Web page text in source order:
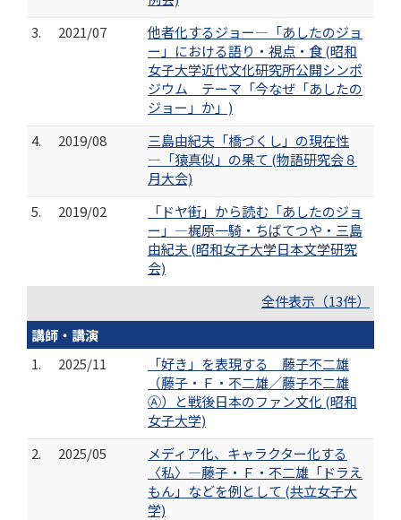
3.
2021/07
他者化するジョー―「あしたのジョ
ー」における語り・視点・食 (昭和
女子大学近代文化研究所公開シンポ
ジウム テーマ「今なぜ「あしたの
ジョー」か」)
4.
2019/08
三島由紀夫「橋づくし」の現在性
―「猿真似」の果て (物語研究会８
月大会)
5.
2019/02
「ドヤ街」から読む「あしたのジョ
ー」―梶原一騎・ちばてつや・三島
由紀夫 (昭和女子大学日本文学研究
会)
全件表示（13件）
講師・講演
1.
2025/11
「好き」を表現する 藤子不二雄
（藤子・Ｆ・不二雄／藤子不二雄
Ⓐ）と戦後日本のファン文化 (昭和
女子大学)
2.
2025/05
メディア化、キャラクター化する
〈私〉―藤子・Ｆ・不二雄「ドラえ
もん」などを例として (共立女子大
学)